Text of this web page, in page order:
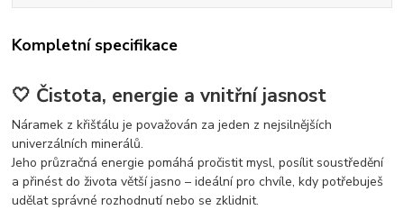
Kompletní specifikace
🤍 Čistota, energie a vnitřní jasnost
Náramek z křišťálu je považován za jeden z nejsilnějších
univerzálních minerálů.
Jeho průzračná energie pomáhá pročistit mysl, posílit soustředění
a přinést do života větší jasno – ideální pro chvíle, kdy potřebuješ
udělat správné rozhodnutí nebo se zklidnit.